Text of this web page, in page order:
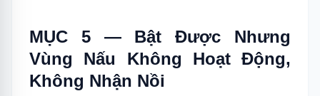
MỤC 5 — Bật Được Nhưng
Vùng Nấu Không Hoạt Động,
Không Nhận Nồi